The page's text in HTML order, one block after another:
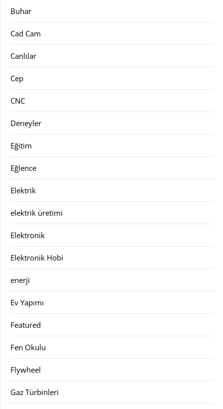
Buhar
Cad Cam
Canlılar
Cep
CNC
Deneyler
Eğitim
Eğlence
Elektrik
elektrik üretimi
Elektronik
Elektronik Hobi
enerji
Ev Yapımı
Featured
Fen Okulu
Flywheel
Gaz Türbinleri